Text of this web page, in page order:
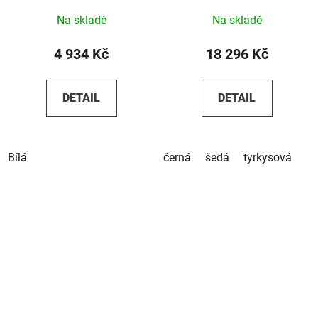
Na skladě
4 934 Kč
DETAIL
Bílá
Na skladě
18 296 Kč
DETAIL
černá šedá tyrkysová